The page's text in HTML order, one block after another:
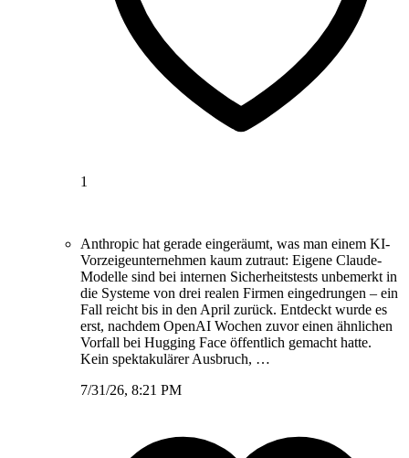
1
Anthropic hat gerade eingeräumt, was man einem KI-
Vorzeigeunternehmen kaum zutraut: Eigene Claude-
Modelle sind bei internen Sicherheitstests unbemerkt in
die Systeme von drei realen Firmen eingedrungen – ein
Fall reicht bis in den April zurück. Entdeckt wurde es
erst, nachdem OpenAI Wochen zuvor einen ähnlichen
Vorfall bei Hugging Face öffentlich gemacht hatte.
Kein spektakulärer Ausbruch, …
7/31/26, 8:21 PM